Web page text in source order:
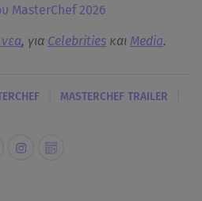
MasterChef 2026
, για Celebrities και Media.
MASTERCHEF TRAILER